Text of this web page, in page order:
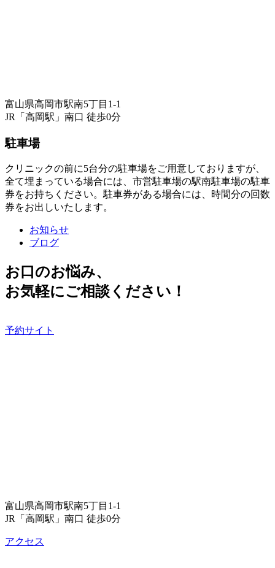
富山県高岡市駅南5丁目1-1
JR「高岡駅」南口 徒歩0分
駐車場
クリニックの前に5台分の駐車場をご用意しておりますが、
全て埋まっている場合には、市営駐車場の駅南駐車場の駐車
券をお持ちください。駐車券がある場合には、時間分の回数
券をお出しいたします。
お知らせ
ブログ
お口のお悩み、
お気軽にご相談ください！
予約サイト
富山県高岡市駅南5丁目1-1
JR「高岡駅」南口 徒歩0分
アクセス